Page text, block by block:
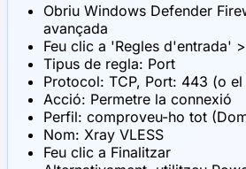
Obriu Windows Defender
avançada
Feu clic a 'Regles d'entrada'
Tipus de regla: Port
Protocol: TCP, Port: 443 (o
Acció: Permetre la connexió
Perfil: comproveu-ho tot
Nom: Xray VLESS
Feu clic a Finalitzar